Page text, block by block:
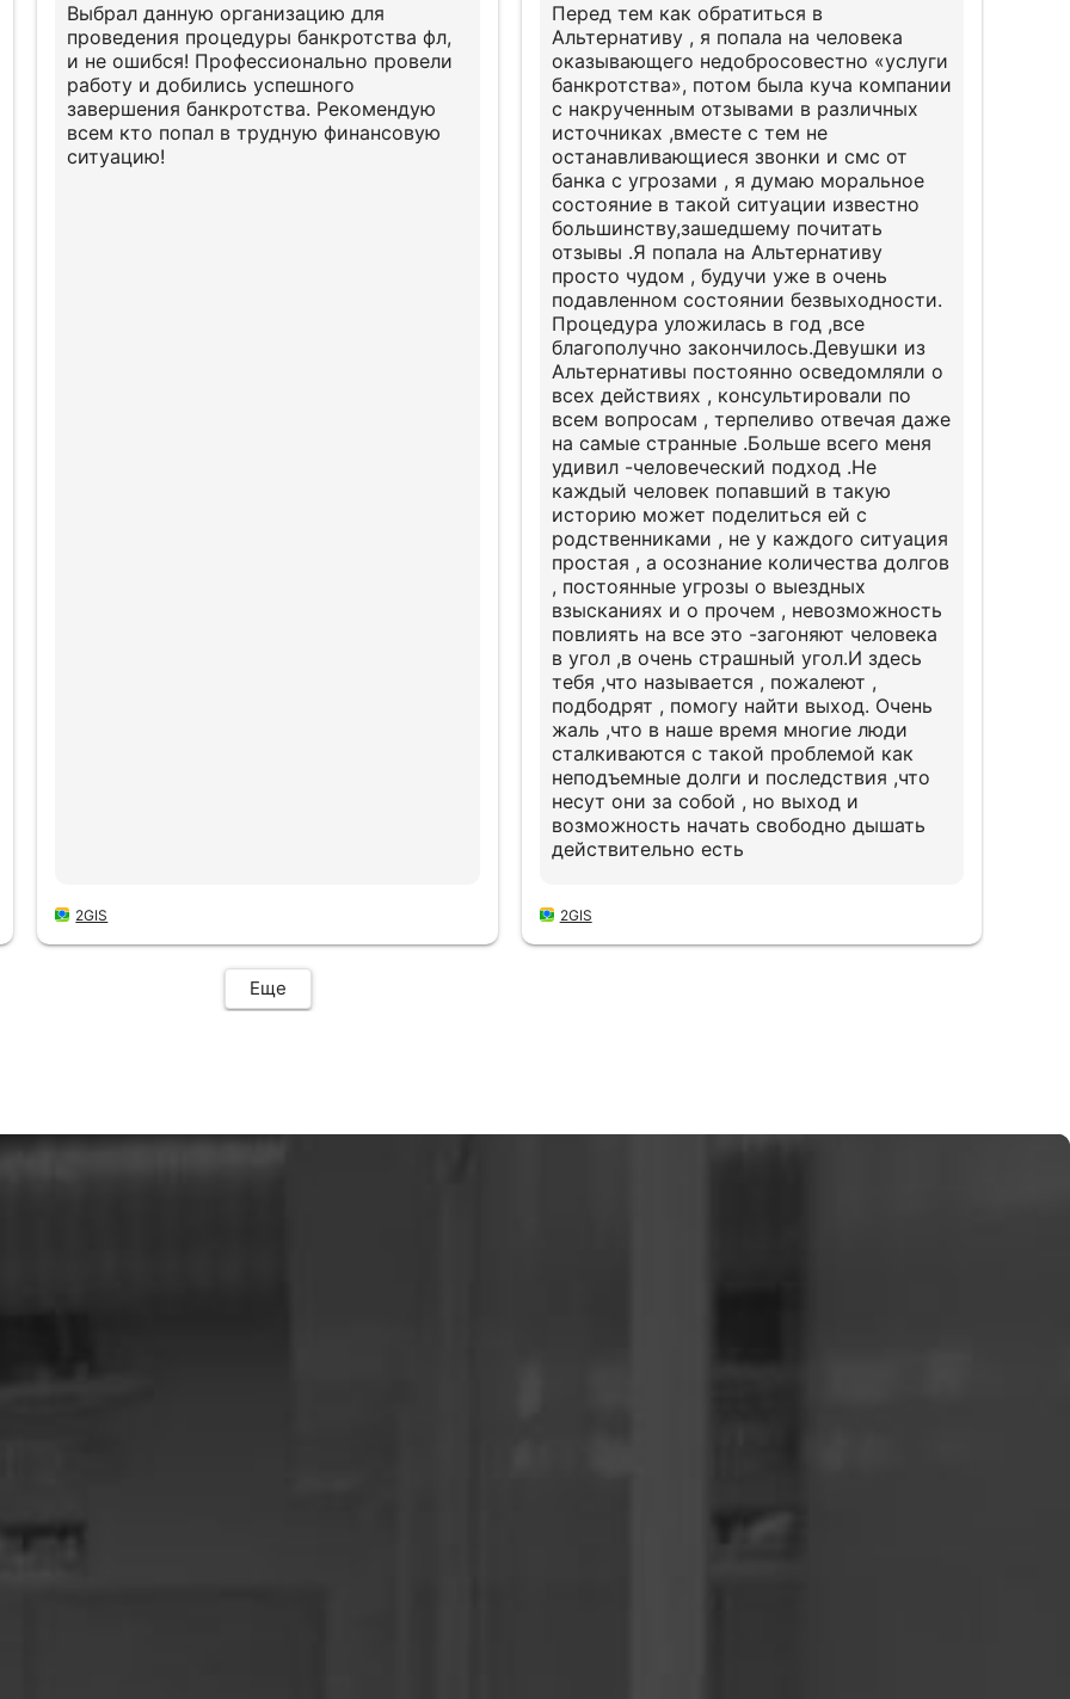
Выбрал данную организацию для
проведения процедуры банкротства фл,
и не ошибся! Профессионально провели
работу и добились успешного
завершения банкротства. Рекомендую
всем кто попал в трудную финансовую
ситуацию!
2GIS
Перед тем как обратиться в
Альтернативу , я попала на человека
оказывающего недобросовестно «услуги
банкротства», потом была куча компании
с накрученным отзывами в различных
источниках ,вместе с тем не
останавливающиеся звонки и смс от
банка с угрозами , я думаю моральное
состояние в такой ситуации известно
большинству,зашедшему почитать
отзывы .Я попала на Альтернативу
просто чудом , будучи уже в очень
подавленном состоянии безвыходности.
Процедура уложилась в год ,все
благополучно закончилось.Девушки из
Альтернативы постоянно осведомляли о
всех действиях , консультировали по
всем вопросам , терпеливо отвечая даже
на самые странные .Больше всего меня
удивил -человеческий подход .Не
каждый человек попавший в такую
историю может поделиться ей с
родственниками , не у каждого ситуация
простая , а осознание количества долгов
, постоянные угрозы о выездных
взысканиях и о прочем , невозможность
повлиять на все это -загоняют человека
в угол ,в очень страшный угол.И здесь
тебя ,что называется , пожалеют ,
подбодрят , помогу найти выход. Очень
жаль ,что в наше время многие люди
сталкиваются с такой проблемой как
неподъемные долги и последствия ,что
несут они за собой , но выход и
возможность начать свободно дышать
действительно есть
2GIS
Еще